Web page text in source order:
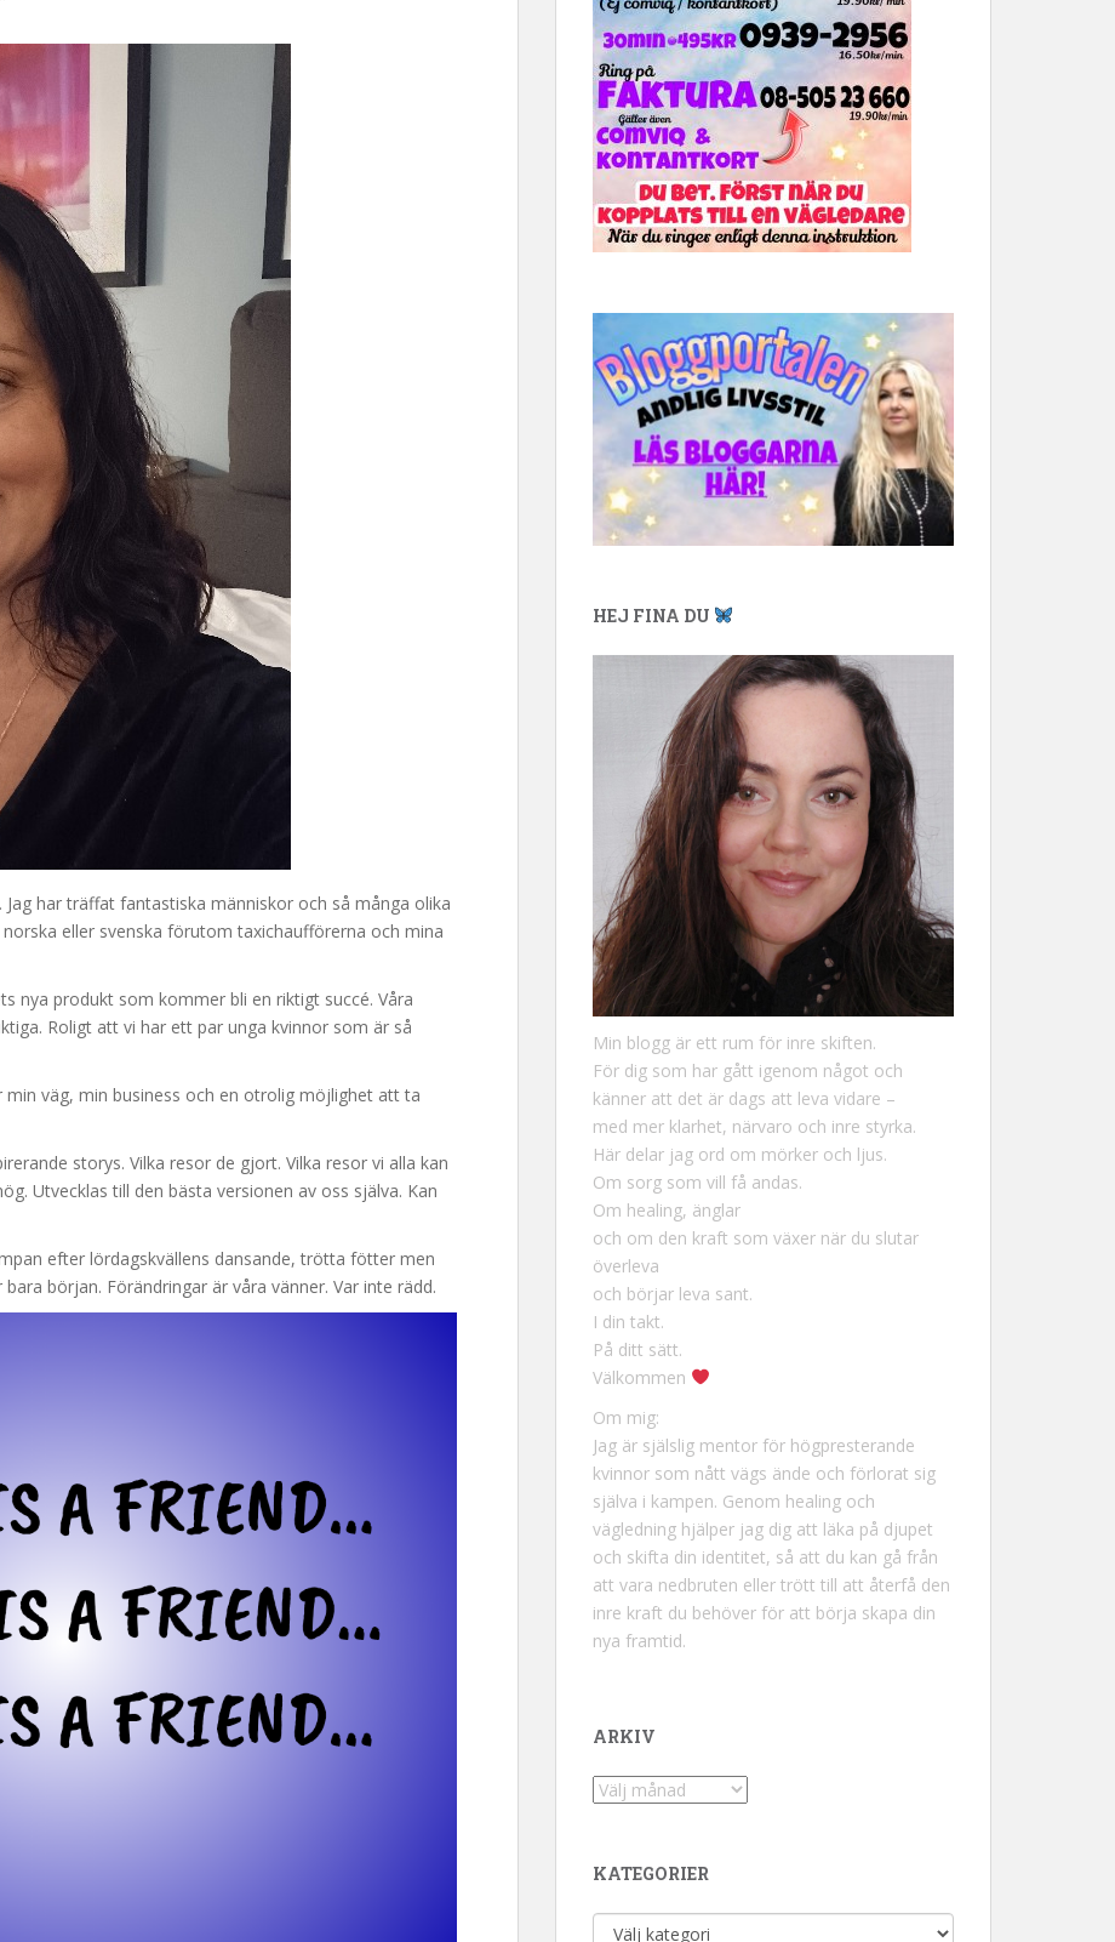
har träffat fantastiska människor och så många olika
eller svenska förutom taxichaufförerna och mina
nya produkt som kommer bli en riktigt succé. Våra
Roligt att vi har ett par unga kvinnor som är så
väg, min business och en otrolig möjlighet att ta
storys. Vilka resor de gjort. Vilka resor vi alla kan
Utvecklas till den bästa versionen av oss själva. Kan
efter lördagskvällens dansande, trötta fötter men
början. Förändringar är våra vänner. Var inte rädd.
HEJ FINA DU
Min blogg är ett rum för inre skiften.
För dig som har gått igenom något och
känner att det är dags att leva vidare –
med mer klarhet, närvaro och inre styrka.
Här delar jag ord om mörker och ljus.
Om sorg som vill få andas.
Om healing, änglar
och om den kraft som växer när du slutar
överleva
och börjar leva sant.
I din takt.
På ditt sätt.
Välkommen
Om mig:
Jag är själslig mentor för högpresterande
kvinnor som nått vägs ände och förlorat sig
själva i kampen. Genom healing och
vägledning hjälper jag dig att läka på djupet
och skifta din identitet, så att du kan gå från
att vara nedbruten eller trött till att återfå den
inre kraft du behöver för att börja skapa din
nya framtid.
ARKIV
Arkiv
KATEGORIER
Kategorier